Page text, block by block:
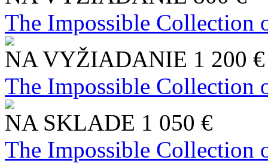
The Impossible Collection
NA VYŽIADANIE 1 200 €
The Impossible Collection
NA SKLADE 1 050 €
The Impossible Collection